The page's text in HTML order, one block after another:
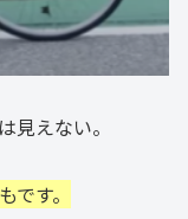
見えない。
す。